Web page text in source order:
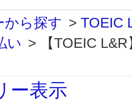
から探す > TOEIC
い >
【TOEIC
ー表示